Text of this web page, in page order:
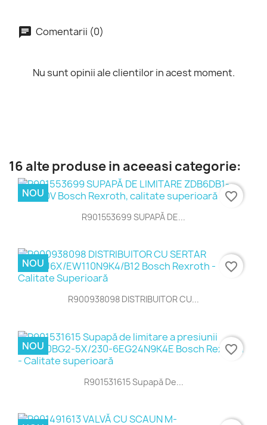
Comentarii (0)
Nu sunt opinii ale clientilor in acest moment.
16 alte produse in aceeasi categorie:
R901553699 SUPAPĂ DE...
NOU favorite_border
R900938098 DISTRIBUITOR CU...
NOU favorite_border
R901531615 Supapă De...
NOU favorite_border